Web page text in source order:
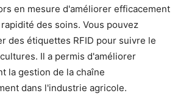
en mesure d'améliorer efficacement
des soins. Vous pouvez
des étiquettes RFID pour suivre le
Il a permis d'améliorer
la gestion de la chaîne
dans l'industrie agricole.